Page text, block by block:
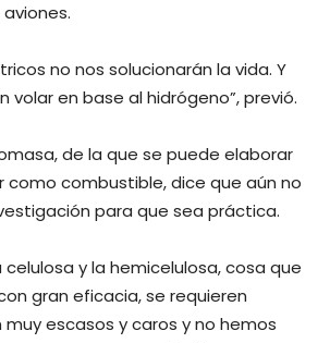
no nos solucionarán la vida. Y
volar en base al hidrógeno”, previó.
de la que se puede elaborar
como combustible, dice que aún no
para que sea práctica.
celulosa y la hemicelulosa, cosa que
gran eficacia, se requieren
escasos y caros y no hemos